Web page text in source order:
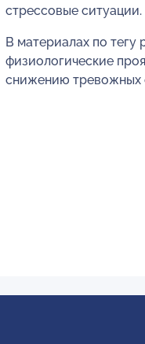
стрессовые ситуации.
В материалах по тегу
физиологические
снижению тревожных